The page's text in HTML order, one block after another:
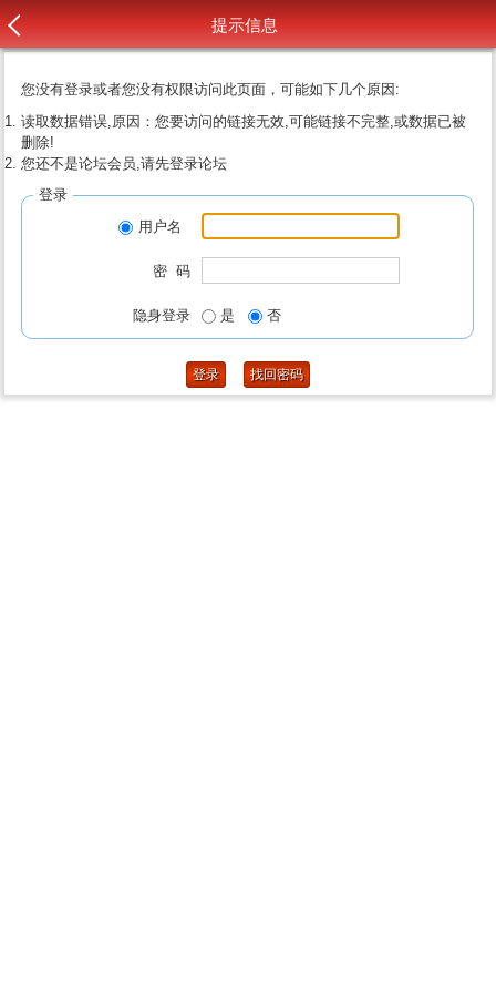
提示信息
您没有登录或者您没有权限访问此页面，可能如下几个原因:
读取数据错误,原因：您要访问的链接无效,可能链接不完整,或数据已被
删除!
您还不是论坛会员,请先登录论坛
登录
用户名
密 码
隐身登录 是 否